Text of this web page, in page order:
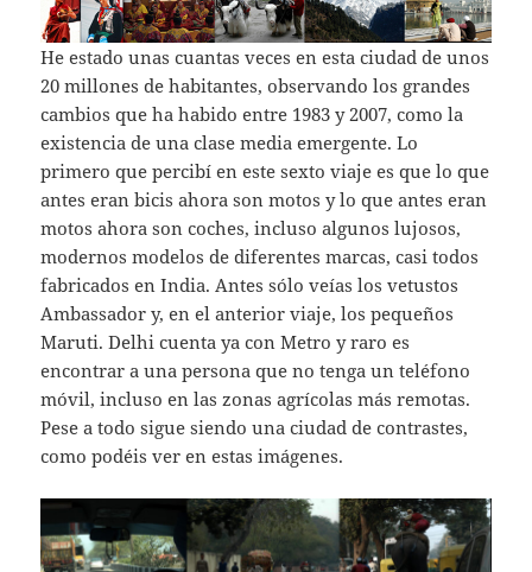
He estado unas cuantas veces en esta ciudad de unos
20 millones de habitantes, observando los grandes
cambios que ha habido entre 1983 y 2007, como la
existencia de una clase media emergente. Lo
primero que percibí en este sexto viaje es que lo que
antes eran bicis ahora son motos y lo que antes eran
motos ahora son coches, incluso algunos lujosos,
modernos modelos de diferentes marcas, casi todos
fabricados en India. Antes sólo veías los vetustos
Ambassador y, en el anterior viaje, los pequeños
Maruti. Delhi cuenta ya con Metro y raro es
encontrar a una persona que no tenga un teléfono
móvil, incluso en las zonas agrícolas más remotas.
Pese a todo sigue siendo una ciudad de contrastes,
como podéis ver en estas imágenes.